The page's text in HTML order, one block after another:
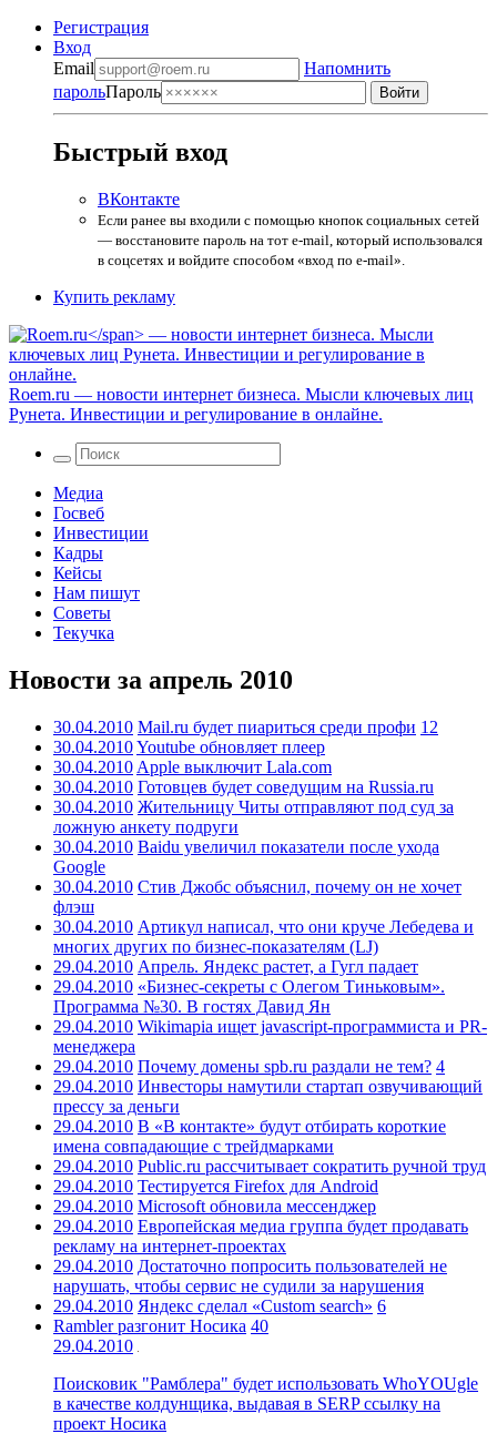
Регистрация
Вход
Email
Напомнить
парольПароль
Быстрый вход
ВКонтакте
Если ранее вы входили с помощью кнопок социальных сетей
— восстановите пароль на тот e-mail, который использовался
в соцсетях и войдите способом «вход по e-mail».
Купить рекламу
Roem.ru — новости интернет бизнеса. Мысли ключевых лиц
Рунета. Инвестиции и регулирование в онлайне.
Медиа
Госвеб
Инвестиции
Кадры
Кейсы
Нам пишут
Советы
Текучка
Новости за апрель 2010
30.04.2010 Mail.ru будет пиариться среди профи 12
30.04.2010Youtube обновляет плеер
30.04.2010 Apple выключит Lala.com
30.04.2010 Готовцев будет соведущим на Russia.ru
30.04.2010 Жительницу Читы отправляют под суд за
ложную анкету подруги
30.04.2010 Baidu увеличил показатели после ухода
Google
30.04.2010 Стив Джобс объяснил, почему он не хочет
флэш
30.04.2010 Артикул написал, что они круче Лебедева и
многих других по бизнес-показателям (LJ)
29.04.2010 Апрель. Яндекс растет, а Гугл падает
29.04.2010 «Бизнес-секреты с Олегом Тиньковым».
Программа №30. В гостях Давид Ян
29.04.2010 Wikimapia ищет javascript-программиста и PR-
менеджера
29.04.2010 Почему домены spb.ru раздали не тем? 4
29.04.2010 Инвесторы намутили стартап озвучивающий
прессу за деньги
29.04.2010 В «В контакте» будут отбирать короткие
имена совпадающие с трейдмарками
29.04.2010 Public.ru рассчитывает сократить ручной труд
29.04.2010 Тестируется Firefox для Android
29.04.2010 Microsoft обновила мессенджер
29.04.2010 Европейская медиа группа будет продавать
рекламу на интернет-проектах
29.04.2010 Достаточно попросить пользователей не
нарушать, чтобы сервис не судили за нарушения
29.04.2010 Яндекс сделал «Сustom search» 6
Rambler разгонит Носика 40
29.04.2010
Поисковик "Рамблера" будет использовать WhoYOUgle
в качестве колдунщика, выдавая в SERP ссылку на
проект Носика